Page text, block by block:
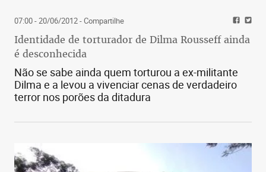
07:00 - 20/06/2012- Compartilhe
Identidade de torturador de Dilma Rousseff ainda
é desconhecida
Não se sabe ainda quem torturou a ex-militante
Dilma e a levou a vivenciar cenas de verdadeiro
terror nos porões da ditadura